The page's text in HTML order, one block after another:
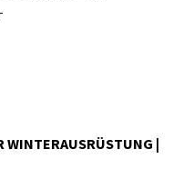
WINTERAUSRÜSTUNG |